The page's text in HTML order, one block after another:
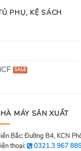
PHỤ, KỆ SÁCH
MÁY SẢN XUẤT
Bắc: Đường B4, KCN
thoại:
0321.3 967